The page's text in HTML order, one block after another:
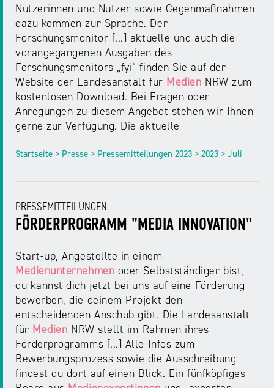
Nutzerinnen und Nutzer sowie Gegenmaßnahmen
dazu kommen zur Sprache. Der
Forschungsmonitor [...] aktuelle und auch die
vorangegangenen Ausgaben des
Forschungsmonitors „fyi“ finden Sie auf der
Website der Landesanstalt für Medien NRW zum
kostenlosen Download. Bei Fragen oder
Anregungen zu diesem Angebot stehen wir Ihnen
gerne zur Verfügung. Die aktuelle
Startseite > Presse > Pressemitteilungen 2023 > 2023 > Juli
PRESSEMITTEILUNGEN
FÖRDERPROGRAMM "MEDIA INNOVATION"
Start-up, Angestellte in einem
Medienunternehmen oder Selbstständiger bist,
du kannst dich jetzt bei uns auf eine Förderung
bewerben, die deinem Projekt den
entscheidenden Anschub gibt. Die Landesanstalt
für Medien NRW stellt im Rahmen ihres
Förderprogramms [...] Alle Infos zum
Bewerbungsprozess sowie die Ausschreibung
findest du dort auf einen Blick. Ein fünfköpfiges